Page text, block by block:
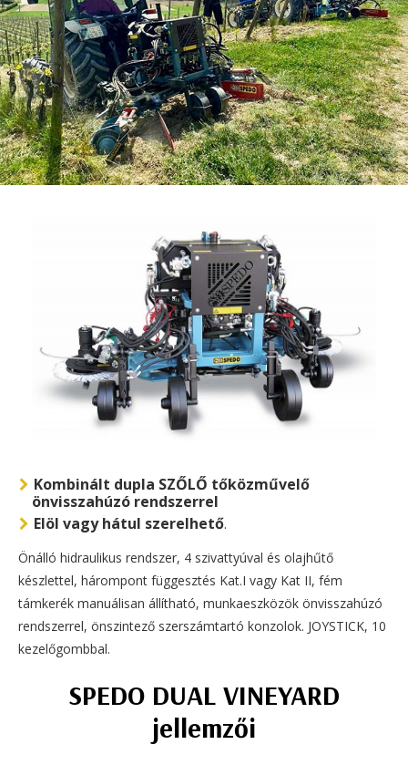
Kombinált dupla SZŐLŐ tőközművelő
önvisszahúzó rendszerrel
Elöl vagy hátul szerelhető.
Önálló hidraulikus rendszer, 4 szivattyúval és olajhűtő
készlettel, hárompont függesztés Kat.I vagy Kat II, fém
támkerék manuálisan állítható, munkaeszközök önvisszahúzó
rendszerrel, önszintező szerszámtartó konzolok. JOYSTICK, 10
kezelőgombbal.
SPEDO DUAL VINEYARD
jellemzői